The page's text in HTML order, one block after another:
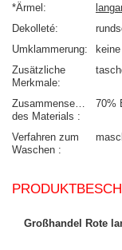
*Ärmel
Dekolleté
Umklammerung
keine
Zusätzliche
Merkmale
Zusammensetzung
des Materials
70%
Verfahren zum
Waschen
Großhandel Rote